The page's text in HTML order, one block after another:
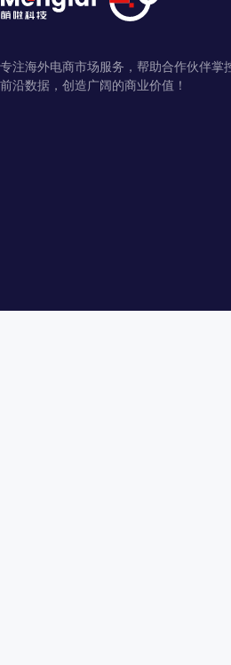
专注海外电商市场服务，帮助合作伙伴掌
前沿数据，创造广阔的商业价值！